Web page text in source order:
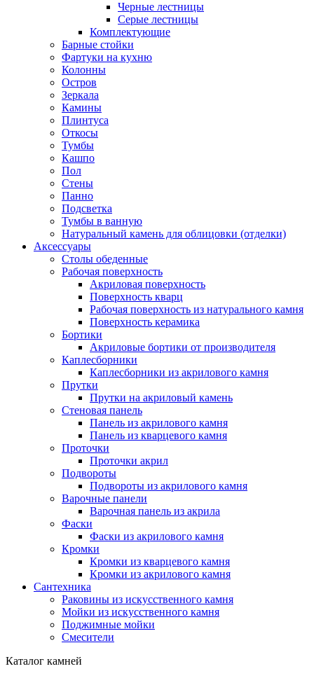
Черные лестницы
Серые лестницы
Комплектующие
Барные стойки
Фартуки на кухню
Колонны
Остров
Зеркала
Камины
Плинтуса
Откосы
Тумбы
Кашпо
Пол
Стены
Панно
Подсветка
Тумбы в ванную
Натуральный камень для облицовки (отделки)
Аксессуары
Столы обеденные
Рабочая поверхность
Акриловая поверхность
Поверхность кварц
Рабочая поверхность из натурального камня
Поверхность керамика
Бортики
Акриловые бортики от производителя
Каплесборники
Каплесборники из акрилового камня
Прутки
Прутки на акриловый камень
Стеновая панель
Панель из акрилового камня
Панель из кварцевого камня
Проточки
Проточки акрил
Подвороты
Подвороты из акрилового камня
Варочные панели
Варочная панель из акрила
Фаски
Фаски из акрилового камня
Кромки
Кромки из кварцевого камня
Кромки из акрилового камня
Сантехника
Раковины из искусственного камня
Мойки из искусственного камня
Поджимные мойки
Смесители
Каталог камней